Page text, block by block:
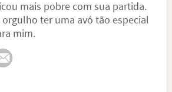
mais pobre com sua partida.
ter uma avó tão especial
mim.